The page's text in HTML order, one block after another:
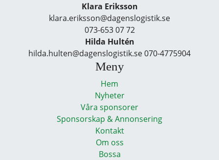
Klara Eriksson
klara.eriksson@dagenslogistik.se
073-653 07 72
Hilda Hultén
hilda.hulten@dagenslogistik.se 070-4775904
Meny
Hem
Nyheter
Våra sponsorer
Sponsorskap & Annonsering
Kontakt
Om oss
Bossa